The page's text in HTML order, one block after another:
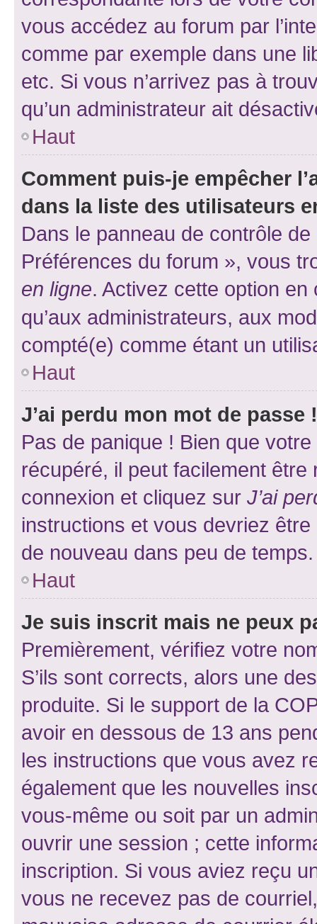
vous accédez au forum par
comme par exemple dans une
etc. Si vous n’arrivez pas à
qu’un administrateur ait
Haut
Comment puis-je empêcher
dans la liste des utilisateurs
Dans le panneau de contrôle
Préférences du forum », vous
en ligne. Activez cette option
qu’aux administrateurs, aux
compté(e) comme étant un
Haut
J’ai perdu mon mot de passe !
Pas de panique ! Bien que
récupéré, il peut facilement
connexion et cliquez sur J’ai
instructions et vous devriez
de nouveau dans peu de temps.
Haut
Je suis inscrit mais ne peux
Premièrement, vérifiez votre
S’ils sont corrects, alors une
produite. Si le support de la
avoir en dessous de 13 ans
les instructions que vous avez
également que les nouvelles
vous-même ou soit par un
ouvrir une session ; cette
inscription. Si vous aviez reçu
vous ne recevez pas de